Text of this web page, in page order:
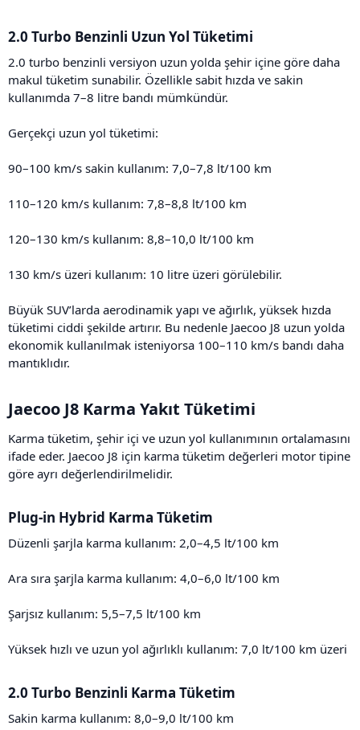
2.0 Turbo Benzinli Uzun Yol Tüketimi​
2.0 turbo benzinli versiyon uzun yolda şehir içine göre daha
makul tüketim sunabilir. Özellikle sabit hızda ve sakin
kullanımda 7–8 litre bandı mümkündür.
Gerçekçi uzun yol tüketimi:
90–100 km/s sakin kullanım: 7,0–7,8 lt/100 km
110–120 km/s kullanım: 7,8–8,8 lt/100 km
120–130 km/s kullanım: 8,8–10,0 lt/100 km
130 km/s üzeri kullanım: 10 litre üzeri görülebilir.
Büyük SUV’larda aerodinamik yapı ve ağırlık, yüksek hızda
tüketimi ciddi şekilde artırır. Bu nedenle Jaecoo J8 uzun yolda
ekonomik kullanılmak isteniyorsa 100–110 km/s bandı daha
mantıklıdır.
Jaecoo J8 Karma Yakıt Tüketimi​
Karma tüketim, şehir içi ve uzun yol kullanımının ortalamasını
ifade eder. Jaecoo J8 için karma tüketim değerleri motor tipine
göre ayrı değerlendirilmelidir.
Plug-in Hybrid Karma Tüketim​
Düzenli şarjla karma kullanım: 2,0–4,5 lt/100 km
Ara sıra şarjla karma kullanım: 4,0–6,0 lt/100 km
Şarjsız kullanım: 5,5–7,5 lt/100 km
Yüksek hızlı ve uzun yol ağırlıklı kullanım: 7,0 lt/100 km üzeri
2.0 Turbo Benzinli Karma Tüketim​
Sakin karma kullanım: 8,0–9,0 lt/100 km